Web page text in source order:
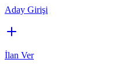
Aday Girişi
İlan Ver